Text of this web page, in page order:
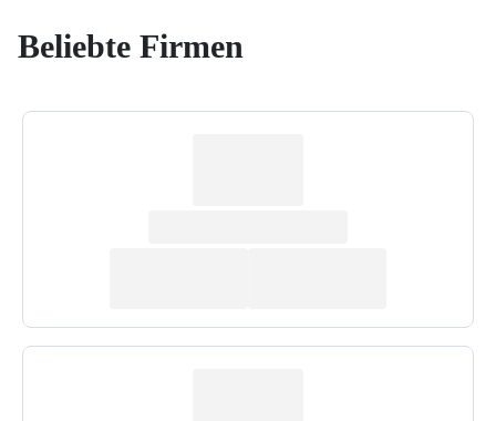
Beliebte Firmen